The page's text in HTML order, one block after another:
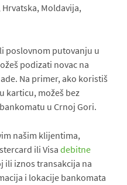
Moldavija,
poslovnom putovanju u
podizati novac na
Na primer, ako koristiš
karticu, možeš bez
u Crnoj Gori.
našim klijentima,
ili Visa debitne
ili iznos transakcija na
i lokacije bankomata